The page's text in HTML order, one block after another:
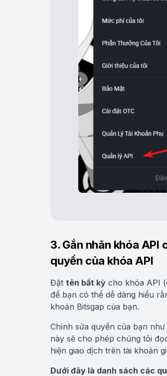
3. Gắn nhãn khóa API
quyền của khóa API
Đặt tên bất kỳ cho khóa API
để bạn có thể dễ dàng hiểu
khoản Bitsgap của bạn.
Chỉnh sửa quyền của bạn
này sẽ cho phép chúng tôi
hiện giao dịch trên tài khoản
Dưới đây là danh sách các